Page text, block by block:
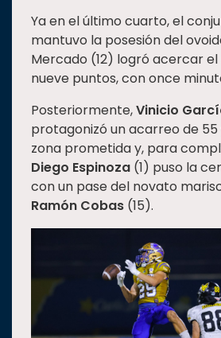
Ya en el último cuarto, el
mantuvo la posesión del
Mercado (12) logró acercar
nueve puntos, con once
Posteriormente,Vinicio
protagonizó un acarreo de
zona prometida y, para
Diego Espinoza (1) puso la
con un pase del novato
Ramón Cobas (15).